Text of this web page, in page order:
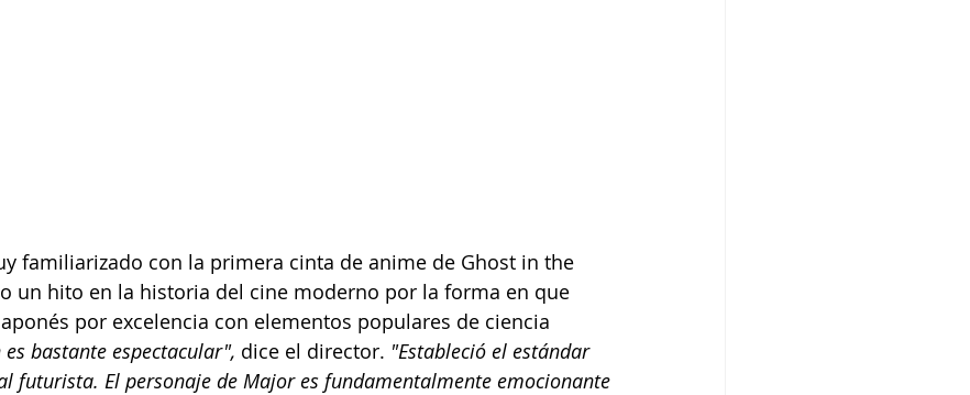
familiarizado con la primera cinta de anime de Ghost in the
un hito en la historia del cine moderno por la forma en que
por excelencia con elementos populares de ciencia
bastante espectacular", dice el director. "Estableció el estándar
futurista. El personaje de Major es fundamentalmente emocionante